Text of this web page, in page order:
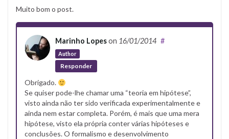
Muito bom o post.
Marinho Lopeson 16/01/2014
Author
#
Responder
Obrigado.
Se quiser pode-lhe chamar uma “teoria em hipótese”,
visto ainda não ter sido verificada experimentalmente e
ainda nem estar completa. Porém, é mais que uma mera
hipótese, visto ela própria conter várias hipóteses e
conclusões. O formalismo e desenvolvimento